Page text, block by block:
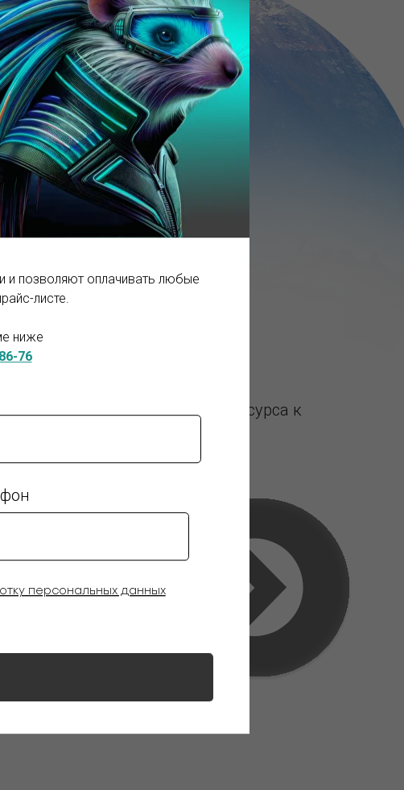
и позволяют оплачивать любые
листе.
ниже
76
персональных данных
оборудованием с запасом ресурса к